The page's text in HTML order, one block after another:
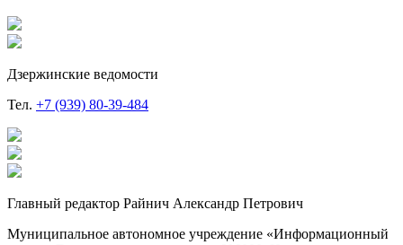
Дзержинские ведомости
Тел. +7 (939) 80-39-484
Главный редактор Райнич Александр Петрович
Муниципальное автономное учреждение «Информационный